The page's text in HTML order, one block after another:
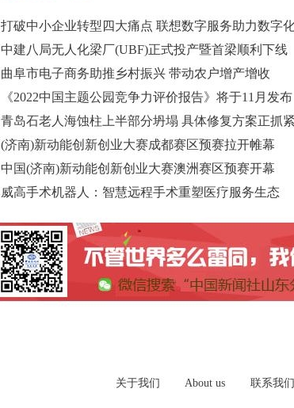
中建八局无人化梁厂(UBF)正式投产暨首梁顺利下线
曲阜市电子商务助推乡村振兴 带动农户增产增收
《2022中国主题公园竞争力评价报告》将于11月发布
(济南)新动能创新创业大赛成都赛区预赛拉开帷幕
中国(济南)新动能创新创业大赛澳洲赛区预赛开幕
威高手术机器人：智慧远程手术重塑医疗服务生态
关于我们 About us 联系我们